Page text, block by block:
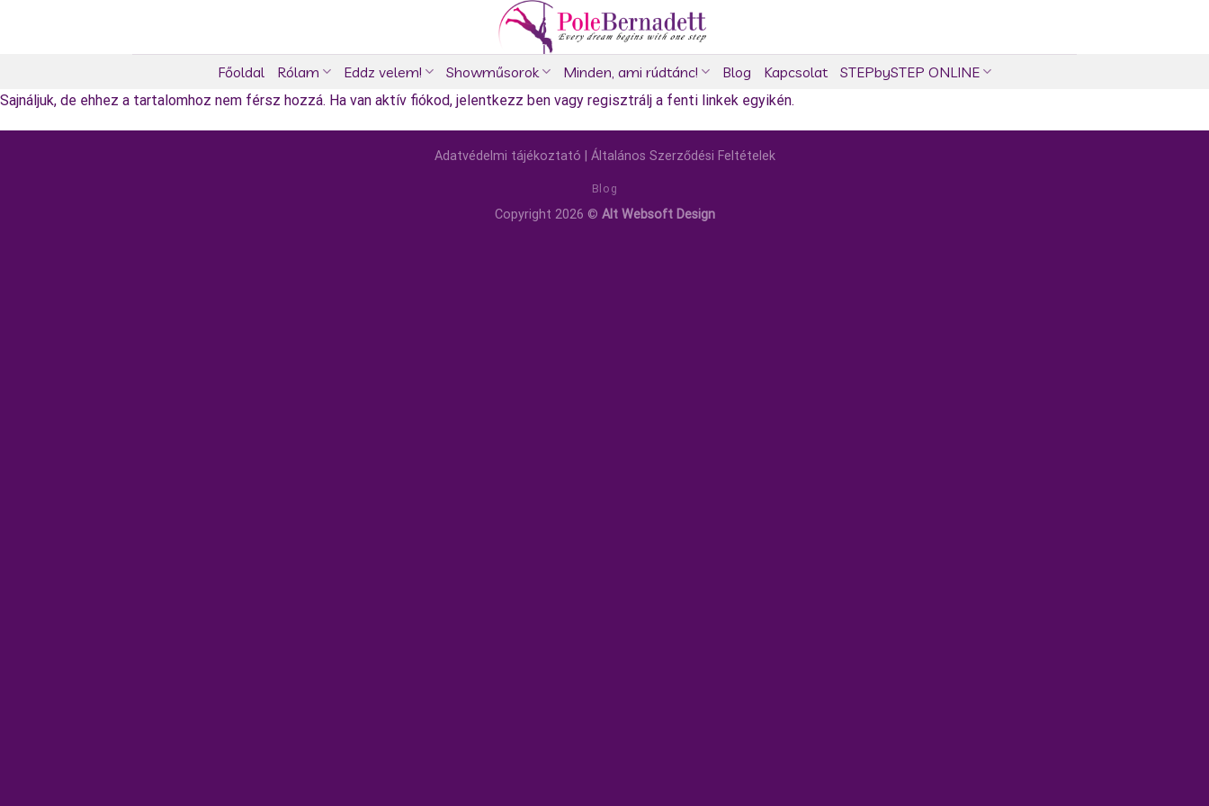
Főoldal Rólam Eddz velem! Showműsorok Minden, ami rúdtánc! Blog Kapcsolat STEPbySTEP ONLINE
Sajnáljuk, de ehhez a tartalomhoz nem férsz hozzá. Ha van aktív fiókod, jelentkezz ben vagy regisztrálj a fenti linkek egyikén.
Adatvédelmi tájékoztató Általános Szerződési Feltételek
Blog
Copyright 2026 © Alt Websoft Design